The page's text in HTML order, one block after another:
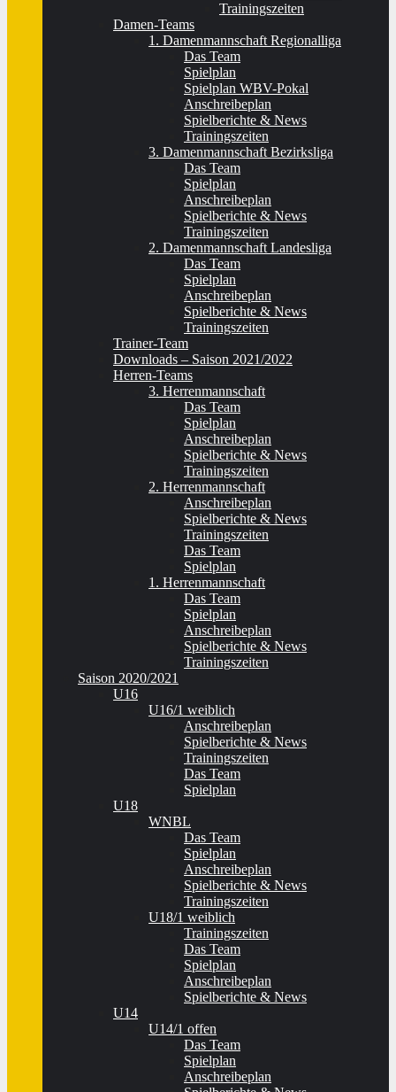
Trainingszeiten
Damen-Teams
1. Damenmannschaft Regionalliga
Das Team
Spielplan
Spielplan WBV-Pokal
Anschreibeplan
Spielberichte & News
Trainingszeiten
3. Damenmannschaft Bezirksliga
Das Team
Spielplan
Anschreibeplan
Spielberichte & News
Trainingszeiten
2. Damenmannschaft Landesliga
Das Team
Spielplan
Anschreibeplan
Spielberichte & News
Trainingszeiten
Trainer-Team
Downloads – Saison 2021/2022
Herren-Teams
3. Herrenmannschaft
Das Team
Spielplan
Anschreibeplan
Spielberichte & News
Trainingszeiten
2. Herrenmannschaft
Anschreibeplan
Spielberichte & News
Trainingszeiten
Das Team
Spielplan
1. Herrenmannschaft
Das Team
Spielplan
Anschreibeplan
Spielberichte & News
Trainingszeiten
Saison 2020/2021
U16
U16/1 weiblich
Anschreibeplan
Spielberichte & News
Trainingszeiten
Das Team
Spielplan
U18
WNBL
Das Team
Spielplan
Anschreibeplan
Spielberichte & News
Trainingszeiten
U18/1 weiblich
Trainingszeiten
Das Team
Spielplan
Anschreibeplan
Spielberichte & News
U14
U14/1 offen
Das Team
Spielplan
Anschreibeplan